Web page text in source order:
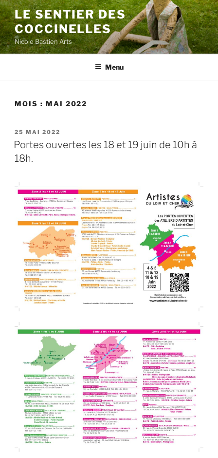
Aller
au
contenu
principal
LE SENTIER DES
COCCINELLES
Nicole Bastien Arts
Menu
MOIS : MAI 2022
PUBLIÉ
LE
25 MAI 2022
Portes ouvertes les 18 et 19 juin de 10h à
18h.